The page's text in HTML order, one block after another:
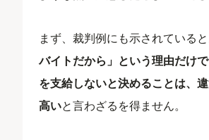
まず、裁判例にも示されていると
バイトだから」という理由だけ
を支給しないと決めることは、
高いと言わざるを得ません。